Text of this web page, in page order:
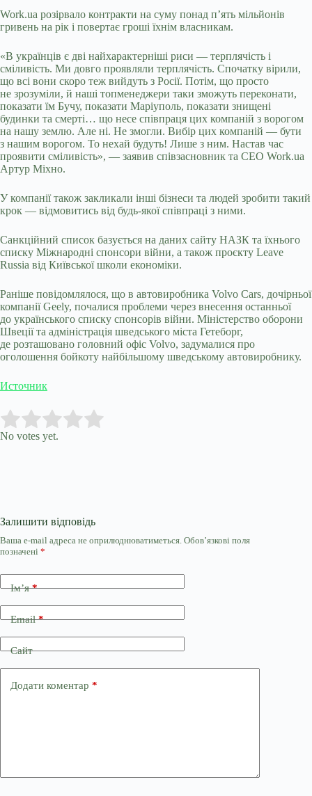
Work.ua розірвало контракти на суму понад п’ять мільйонів
гривень на рік і повертає гроші їхнім власникам.
«В українців є дві найхарактерніші риси — терплячість і
сміливість. Ми довго проявляли терплячість. Спочатку вірили,
що всі вони скоро теж вийдуть з Росії. Потім, що просто
не зрозуміли, й наші топменеджери таки зможуть переконати,
показати їм Бучу, показати Маріуполь, показати знищені
будинки та смерті… що несе співпраця цих компаній з ворогом
на нашу землю. Але ні. Не змогли. Вибір цих компаній — бути
з нашим ворогом. То нехай будуть! Лише з ним. Настав час
проявити сміливість», — заявив співзасновник та CEO Work.ua
Артур Міхно.
У компанії також закликали інші бізнеси та людей зробити такий
крок — відмовитись від будь-якої співпраці з ними.
Санкційний список базується на даних сайту НАЗК та їхнього
списку Міжнародні спонсори війни, а також проєкту Leave
Russia від Київської школи економіки.
Раніше повідомлялося, що в автовиробника Volvo Cars, дочірньої
компанії Geely, почалися проблеми через внесення останньої
до українського списку спонсорів війни. Міністерство оборони
Швеції та адміністрація шведського міста Гетеборг,
де розташовано головний офіс Volvo, задумалися про
оголошення бойкоту найбільшому шведському автовиробнику.
Источник
Rate this item:
No votes yet.
Залишити відповідь
Ваша e-mail адреса не оприлюднюватиметься. Обов’язкові поля
позначені *
Ім’я*
Email*
Сайт
Додати коментар *